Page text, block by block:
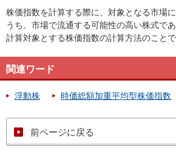
株価指数を計算する際に、対象となる市場
うち、市場で流通する可能性の高い株式で
計算対象とする株価指数の計算方法のことで
関連ワード
浮動株 時価総額加重平均型株価指数
前ページに戻る